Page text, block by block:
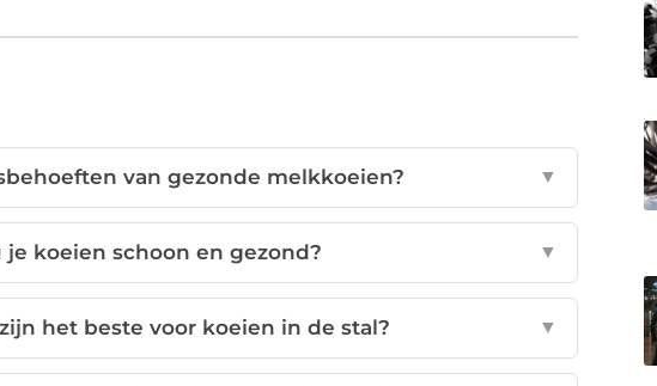
van gezonde melkkoeien? ▼
je koeien schoon en gezond? ▼
het beste voor koeien in de stal? ▼